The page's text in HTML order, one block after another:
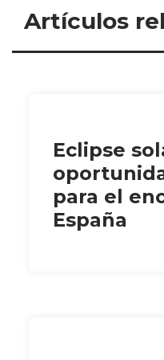
Artículos
Eclipse
para el
España